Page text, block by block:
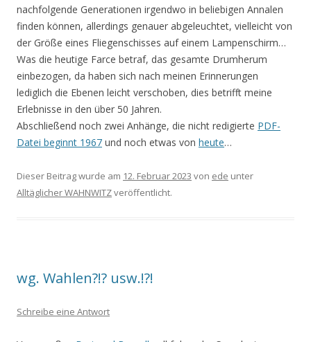
nachfolgende Generationen irgendwo in beliebigen Annalen
finden können, allerdings genauer abgeleuchtet, vielleicht von
der Größe eines Fliegenschisses auf einem Lampenschirm…
Was die heutige Farce betraf, das gesamte Drumherum
einbezogen, da haben sich nach meinen Erinnerungen
lediglich die Ebenen leicht verschoben, dies betrifft meine
Erlebnisse in den über 50 Jahren.
Abschließend noch zwei Anhänge, die nicht redigierte PDF-
Datei beginnt 1967 und noch etwas von heute…
Dieser Beitrag wurde am 12. Februar 2023 von ede unter
Alltäglicher WAHNWITZveröffentlicht.
wg. Wahlen?!? usw.!?!
Schreibe eine Antwort